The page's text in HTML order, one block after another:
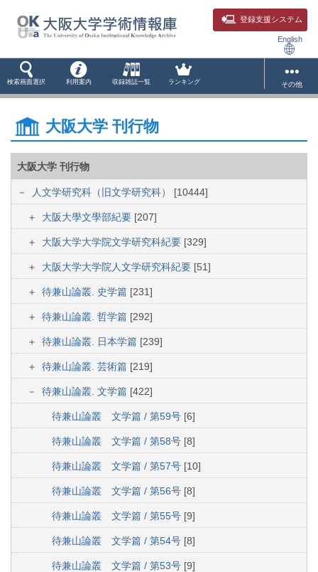
登録支援システム
English
検索画面選択 利用案内 収録雑誌一覧 ランキング その他
大阪大学 刊行物
大阪大学 刊行物
人文学研究科（旧文学研究科） [10444]
大阪大學文學部紀要 [207]
大阪大学大学院文学研究科紀要 [329]
大阪大学大学院人文学研究科紀要 [51]
待兼山論叢. 史学篇 [231]
待兼山論叢. 哲学篇 [292]
待兼山論叢. 日本学篇 [239]
待兼山論叢. 芸術篇 [219]
待兼山論叢. 文学篇 [422]
待兼山論叢 文学篇 / 第59号 [6]
待兼山論叢 文学篇 / 第58号 [8]
待兼山論叢 文学篇 / 第57号 [10]
待兼山論叢 文学篇 / 第56号 [8]
待兼山論叢 文学篇 / 第55号 [9]
待兼山論叢 文学篇 / 第54号 [8]
待兼山論叢 文学篇 / 第53号 [9]